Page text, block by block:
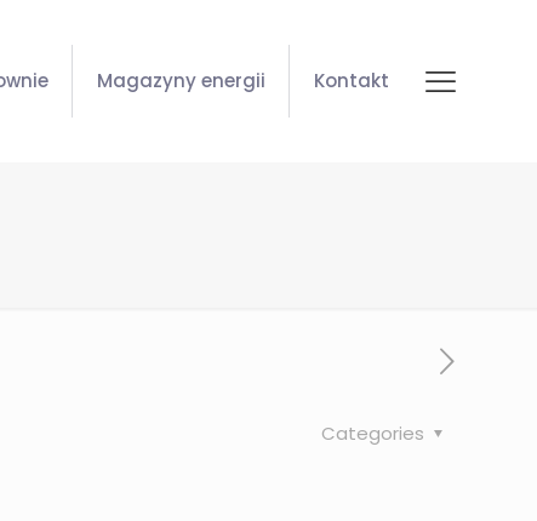
Magazyny energii Kontakt
Categories